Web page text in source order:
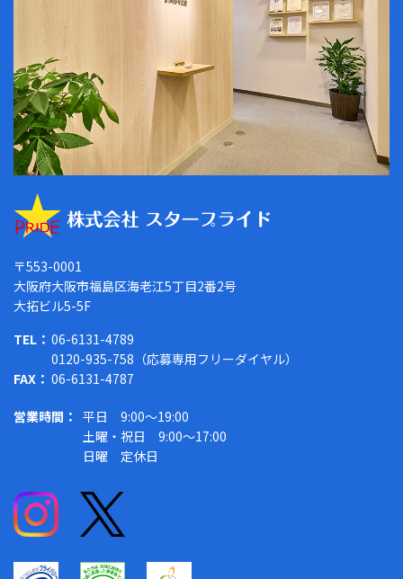
〒553-0001
大阪府大阪市福島区海老江5丁目2番2号
大拓ビル5-5F
TEL： 06-6131-4789
0120-935-758（応募専用フリーダイヤル）
FAX： 06-6131-4787
営業時間： 平日 9:00～19:00
土曜・祝日 9:00～17:00
日曜 定休日